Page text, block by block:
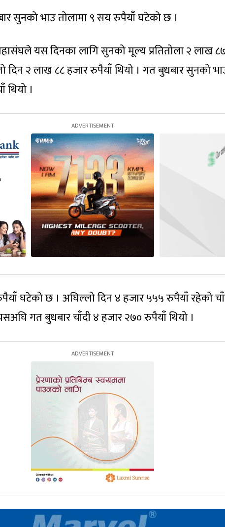
सुनको भाउ तोलामा ९ सय रुपैयाँ घटेको छ ।
यस दिनका लागि सुनको मूल्य प्रतितोला २ लाख
२ लाख ८८ हजार रुपैयाँ थियो । गत बुधबार सुनको
।
घटेको छ । अघिल्लो दिन ४ हजार ५५५ रुपैयाँ रहेको
गत बुधबार चाँदी ४ हजार २७० रुपैयाँ थियो ।